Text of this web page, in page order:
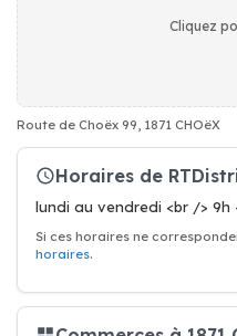
Cliquez
Route de Choëx 99, 1871 CHOëX
Horaires de
lundi au vendredi <br /> 9h
Si ces horaires ne
horaires.